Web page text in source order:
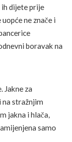
ih dijete prije
ne znače i
boravak na
Jakne za
na stražnjim
jakna i hlača,
samo